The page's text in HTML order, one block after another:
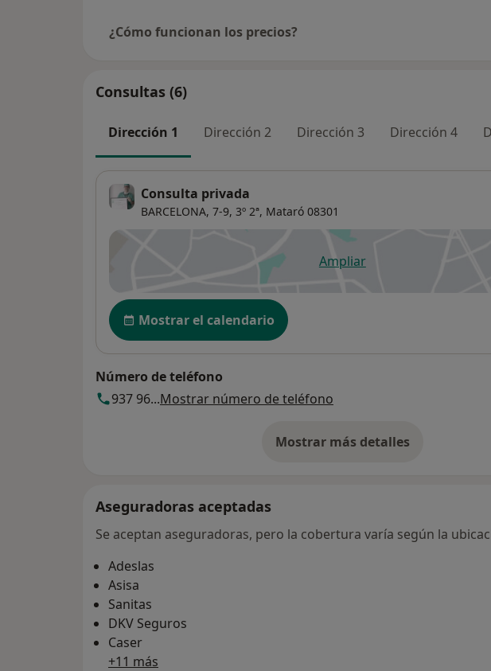
¿Cómo funcionan los precios?
Consultas (6)
Dirección 1 Dirección 2 Dirección 3 Dirección 4
Consulta privada
BARCELONA, 7-9, 3º 2ª, Mataró 08301
Ampliarse abre en una nueva
Disponibilidad
Mostrar el calendario
Número de teléfono
937 96...Mostrar número de teléfono
Mostrar más detalles
sobre la dirección
Aseguradoras aceptadas
Se aceptan aseguradoras, pero la cobertura varía según la
Adeslas
Asisa
Sanitas
DKV Seguros
Caser
+11 más